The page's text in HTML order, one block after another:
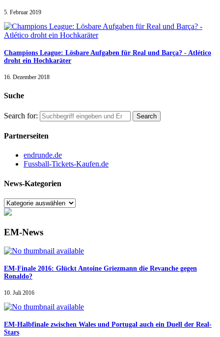
5. Februar 2019
Champions League: Lösbare Aufgaben für Real und Barça? - Atlético
droht ein Hochkaräter
16. Dezember 2018
Suche
Search for:
Partnerseiten
endrunde.de
Fussball-Tickets-Kaufen.de
News-Kategorien
EM-News
EM-Finale 2016: Glückt Antoine Griezmann die Revanche gegen
Ronaldo?
10. Juli 2016
EM-Halbfinale zwischen Wales und Portugal auch ein Duell der Real-
Stars